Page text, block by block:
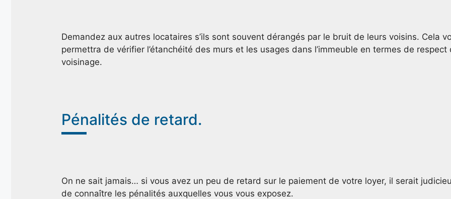
Demandez aux autres locataires s’ils sont souvent dérangés par le bruit de leurs voisins. Cela
permettra de vérifier l’étanchéité des murs et les usages dans l’immeuble en termes de respect
voisinage.
Pénalités de retard.
On ne sait jamais… si vous avez un peu de retard sur le paiement de votre loyer, il serait
de connaître les pénalités auxquelles vous vous exposez.